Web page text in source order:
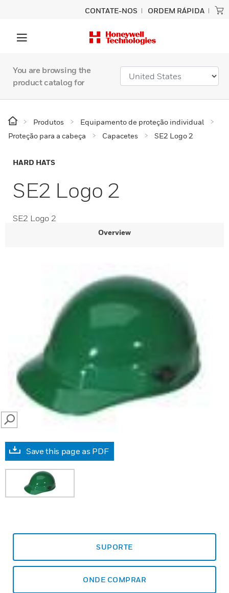
CONTATE-NOS ORDEM RÁPIDA
You are browsing the
product catalog for
Produtos
Equipamento de proteção individual
Proteção para a cabeça
Capacetes SE2 Logo 2
HARD HATS
SE2 Logo 2
SE2 Logo 2
Overview
SEARCH
Save this page as PDF
SUPORTE
ONDE COMPRAR